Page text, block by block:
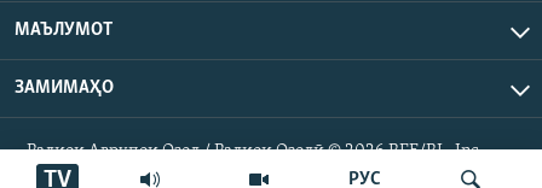
РУС
TV
МАЪЛУМОТ
ЗАМИМАҲО
Радиои Аврупои Озод / Радиои Озодӣ © 2026 RFE/RL. Inc.
Ҳамаи ҳуқуқ маҳфуз аст.